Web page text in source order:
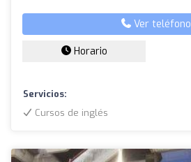
Ver teléfono
Horario
Servicios:
Cursos de inglés